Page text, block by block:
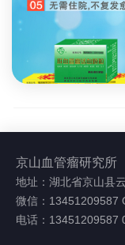
京山血管瘤研究所
地址：湖北省京山县
微信：13451209587
电话：13451209587